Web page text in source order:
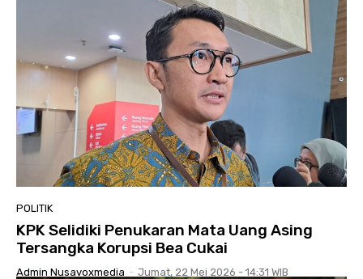
POLITIK
KPK Selidiki Penukaran Mata Uang Asing
Tersangka Korupsi Bea Cukai
Admin Nusavoxmedia - Jumat, 22 Mei 2026 - 14:31 WIB